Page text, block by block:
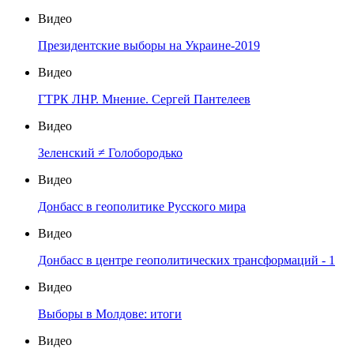
Видео
Президентские выборы на Украине-2019
Видео
ГТРК ЛНР. Мнение. Сергей Пантелеев
Видео
Зеленский ≠ Голобородько
Видео
Донбасс в геополитике Русского мира
Видео
Донбасс в центре геополитических трансформаций - 1
Видео
Выборы в Молдове: итоги
Видео